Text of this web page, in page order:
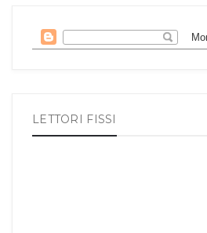
LETTORI FISSI